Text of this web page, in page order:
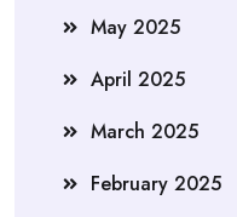
May 2025
April 2025
March 2025
February 2025